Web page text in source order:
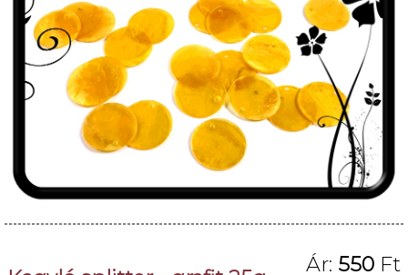
Ár: 550 Ft